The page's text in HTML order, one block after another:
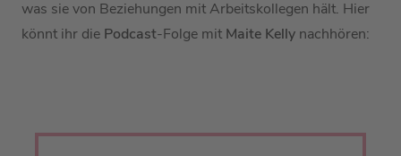
was sie von Beziehungen mit Arbeitskollegen hält. Hier
könnt ihr die Podcast-Folge mit Maite Kelly nachhören: